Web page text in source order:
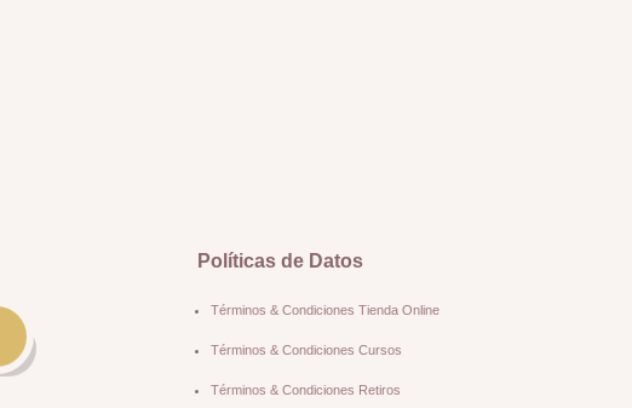
Políticas de Datos
Términos & Condiciones Tienda Online
Términos & Condiciones Cursos
Términos & Condiciones Retiros